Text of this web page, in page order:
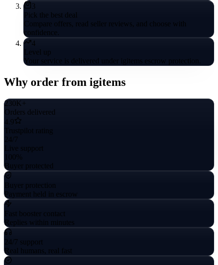
3
Pick the best deal
Compare offers, read seller reviews, and choose with
confidence.
4
Level up
Your service is delivered under igitems escrow protection.
Why order from igitems
230K+
Orders delivered
4.9
Trustpilot rating
24/7
Live support
100%
Buyer protected
Buyer protection
Payment held in escrow
Fast booster contact
Replies within minutes
24/7 support
Real humans, real fast